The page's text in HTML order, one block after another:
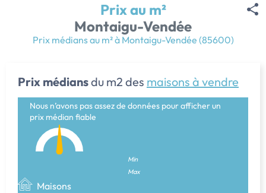
Prix au m²
Montaigu-Vendée
Prix médians au m² à Montaigu-Vendée (85600)
Prix médiansdu m2 des maisons à vendre
Nous n’avons pas assez de données pour afficher un
prix médian fiable
Min
Max
Maisons